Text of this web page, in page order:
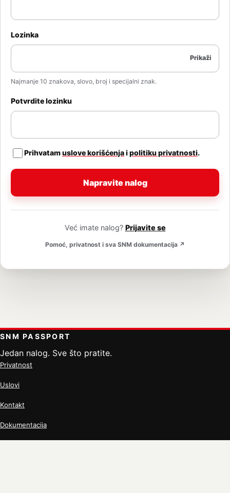
Lozinka
Prikaži
Najmanje 10 znakova, slovo, broj i specijalni znak.
Potvrdite lozinku
Prihvatamuslove korišćenjaipolitiku privatnosti.
Napravite nalog
Već imate nalog? Prijavite se
Pomoć, privatnost i sva SNM dokumentacija ↗
SNM PASSPORT
Jedan nalog. Sve što pratite.
Privatnost
Uslovi
Kontakt
Dokumentacija